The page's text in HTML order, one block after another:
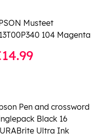
Musteet
104 Magenta
Pen and crossword
Black 16
Ultra Ink